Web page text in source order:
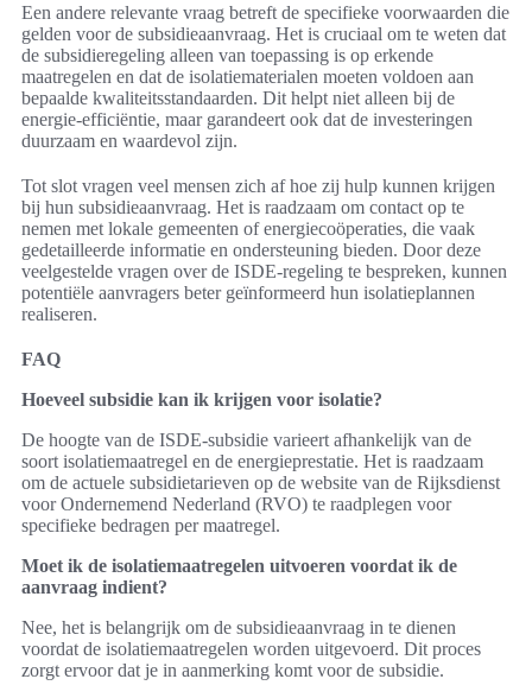
Een andere relevante vraag betreft de specifieke voorwaarden die
gelden voor de subsidieaanvraag. Het is cruciaal om te weten dat
de subsidieregeling alleen van toepassing is op erkende
maatregelen en dat de isolatiematerialen moeten voldoen aan
bepaalde kwaliteitsstandaarden. Dit helpt niet alleen bij de
energie-efficiëntie, maar garandeert ook dat de investeringen
duurzaam en waardevol zijn.
Tot slot vragen veel mensen zich af hoe zij hulp kunnen krijgen
bij hun subsidieaanvraag. Het is raadzaam om contact op te
nemen met lokale gemeenten of energiecoöperaties, die vaak
gedetailleerde informatie en ondersteuning bieden. Door deze
veelgestelde vragen over de ISDE-regeling te bespreken, kunnen
potentiële aanvragers beter geïnformeerd hun isolatieplannen
realiseren.
FAQ
Hoeveel subsidie kan ik krijgen voor isolatie?
De hoogte van de ISDE-subsidie varieert afhankelijk van de
soort isolatiemaatregel en de energieprestatie. Het is raadzaam
om de actuele subsidietarieven op de website van de Rijksdienst
voor Ondernemend Nederland (RVO) te raadplegen voor
specifieke bedragen per maatregel.
Moet ik de isolatiemaatregelen uitvoeren voordat ik de
aanvraag indient?
Nee, het is belangrijk om de subsidieaanvraag in te dienen
voordat de isolatiemaatregelen worden uitgevoerd. Dit proces
zorgt ervoor dat je in aanmerking komt voor de subsidie.